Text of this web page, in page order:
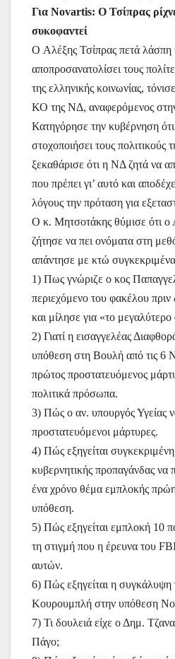
Για Novartis: Ο Τσίπρας
συκοφαντεί
Ο Aλέξης Τσίπρας πετά λάσπη
αποπροσανατολίσει τους
της ελληνικής κοινωνίας,
ΚΟ της ΝΔ, αναφερόμενος
Κατηγόρησε την κυβέρνηση
στοχοποιήσει τους πολιτικούς
ξεκαθάρισε ότι η ΝΔ ζητά να
που πρέπει γι’ αυτό και
λόγους την πρόταση για
Ο κ. Μητσοτάκης θύμισε ότι ο
ζήτησε να πει ονόματα στη
απάντησε με κτώ
1) Πως γνώριζε ο κος
περιεχόμενο του φακέλου πριν
και μίλησε για «το
2) Γιατί η εισαγγελέας
υπόθεση στη Βουλή από τις 6
πρώτος προστατευόμενος
πολιτικά πρόσωπα.
3) Πώς ο αν. υπουργός Υγείας να
προστατευόμενοι μάρτυρες.
4) Πώς εξηγείται
κυβερνητικής προπαγάνδας να
ένα χρόνο θέμα εμπλοκής
υπόθεση.
5) Πώς εξηγείται εμπλοκή 10
τη στιγμή που η έρευνα του
αυτών.
6) Πώς εξηγείται η
Κουρουμπλή στην υπόθεση
7) Τι δουλειά είχε ο Δημ.
Πάγο;